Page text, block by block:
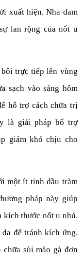
xuất hiện. Nha đam
lan rộng của nốt u
trực tiếp lên vùng
sạch vào sáng hôm
hỗ trợ cách chữa trị
là giải pháp bổ trợ
giảm khó chịu cho
một ít tinh dầu tràm
pháp này giúp
kích thước nốt u nhú.
để tránh kích ứng.
sùi mào gà đơn